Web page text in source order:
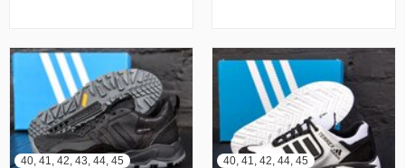
40, 41, 42, 43, 44, 45 40, 41, 42, 44, 45